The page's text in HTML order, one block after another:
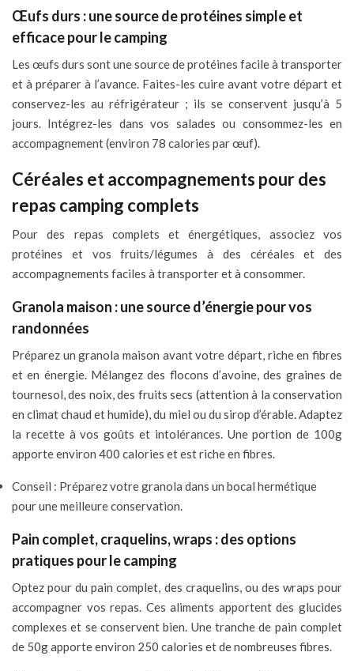
Œufs durs : une source de protéines simple et
efficace pour le camping
Les œufs durs sont une source de protéines facile à transporter
et à préparer à l’avance. Faites-les cuire avant votre départ et
conservez-les au réfrigérateur ; ils se conservent jusqu’à 5
jours. Intégrez-les dans vos salades ou consommez-les en
accompagnement (environ 78 calories par œuf).
Céréales et accompagnements pour des
repas camping complets
Pour des repas complets et énergétiques, associez vos
protéines et vos fruits/légumes à des céréales et des
accompagnements faciles à transporter et à consommer.
Granola maison : une source d’énergie pour vos
randonnées
Préparez un granola maison avant votre départ, riche en fibres
et en énergie. Mélangez des flocons d’avoine, des graines de
tournesol, des noix, des fruits secs (attention à la conservation
en climat chaud et humide), du miel ou du sirop d’érable. Adaptez
la recette à vos goûts et intolérances. Une portion de 100g
apporte environ 400 calories et est riche en fibres.
Conseil : Préparez votre granola dans un bocal hermétique
pour une meilleure conservation.
Pain complet, craquelins, wraps : des options
pratiques pour le camping
Optez pour du pain complet, des craquelins, ou des wraps pour
accompagner vos repas. Ces aliments apportent des glucides
complexes et se conservent bien. Une tranche de pain complet
de 50g apporte environ 250 calories et de nombreuses fibres.